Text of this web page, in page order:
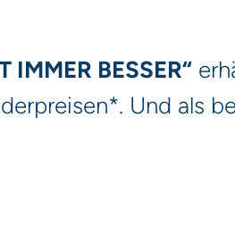
IMMER BESSER“
Und als